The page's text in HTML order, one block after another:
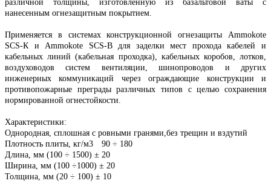
различной толщины, изготовленную из базальтовой ваты с
нанесенным огнезащитным покрытием.
Применяется в системах конструкционной огнезащиты Ammokote
SCS-К и Ammokote SCS-B для заделки мест прохода кабелей и
кабельных линий (кабельная проходка), кабельных коробов, лотков,
воздуховодов систем вентиляции, шинопроводов и других
инженерных коммуникаций через ограждающие конструкции и
противопожарные преграды различных типов с целью сохранения
нормированной огнестойкости.
Характеристики:
Однородная, сплошная с ровными гранями,без трещин и вздутий
Плотность плиты, кг/м3
90 ÷ 180
Длина, мм (100 ÷ 1500) ± 20
Ширина, мм (100 ÷1000) ± 20
Толщина, мм (20 ÷ 100) ± 10